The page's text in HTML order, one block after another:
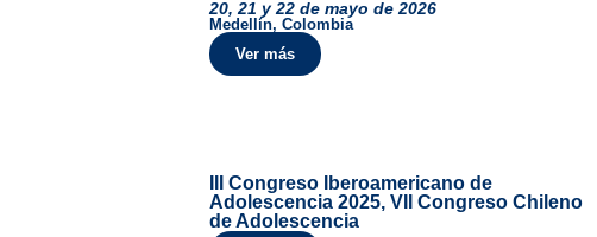
20, 21 y 22 de mayo de 2026
Medellín, Colombia
Ver más
III Congreso Iberoamericano de
Adolescencia 2025, VII Congreso Chileno
de Adolescencia